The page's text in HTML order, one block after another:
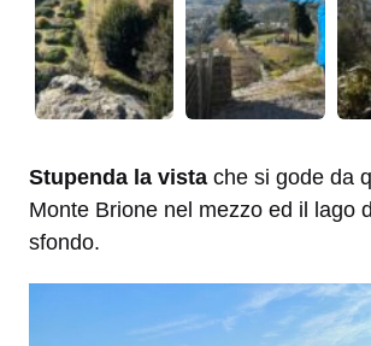
Stupenda la vista che si gode da
Monte Brione nel mezzo ed il lago
sfondo.